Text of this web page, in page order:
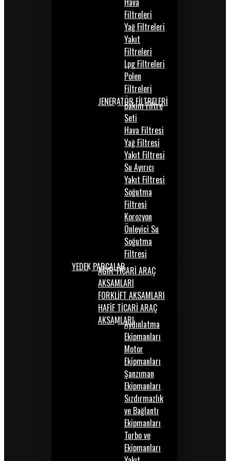
Filtreleri
Yağ Filtreleri
Yakıt
Filtreleri
Lpg Filtreleri
Polen
Filtreleri
JENERATÖR FİLTRELERİ
Bakım Filtre
Seti
Hava Filtresi
Yağ Filtresi
Yakıt Filtresi
Su Ayırıcı
Yakıt Filtresi
Soğutma
Filtresi
Korozyon
Önleyici Su
Soğutma
Filtresi
YEDEK PARÇALARAĞIR TİCARİ ARAÇ
AKSAMLARI
FORKLİFT AKSAMLARI
HAFİF TİCARİ ARAÇ
AKSAMLARIAydınlatma
Ekipmanları
Motor
Ekipmanları
Şanzıman
Ekipmanları
Sızdırmazlık
ve Bağlantı
Ekipmanları
Turbo ve
Ekipmanları